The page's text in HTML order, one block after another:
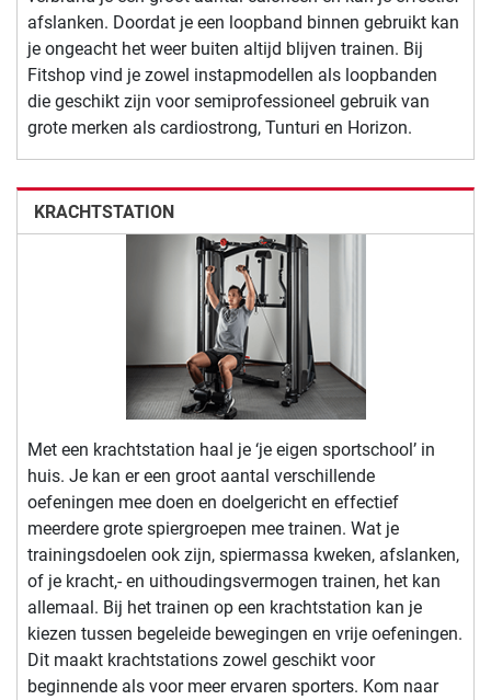
afslanken. Doordat je een loopband binnen gebruikt kan
je ongeacht het weer buiten altijd blijven trainen. Bij
Fitshop vind je zowel instapmodellen als loopbanden
die geschikt zijn voor semiprofessioneel gebruik van
grote merken als cardiostrong, Tunturi en Horizon.
KRACHTSTATION
Met een krachtstation haal je ‘je eigen sportschool’ in
huis. Je kan er een groot aantal verschillende
oefeningen mee doen en doelgericht en effectief
meerdere grote spiergroepen mee trainen. Wat je
trainingsdoelen ook zijn, spiermassa kweken, afslanken,
of je kracht,- en uithoudingsvermogen trainen, het kan
allemaal. Bij het trainen op een krachtstation kan je
kiezen tussen begeleide bewegingen en vrije oefeningen.
Dit maakt krachtstations zowel geschikt voor
beginnende als voor meer ervaren sporters. Kom naar